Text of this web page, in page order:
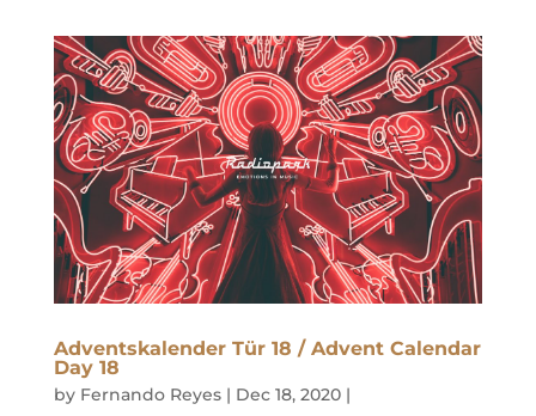
Adventskalender Tür 18 / Advent Calendar
Day 18
by Fernando Reyes| Dec 18, 2020|